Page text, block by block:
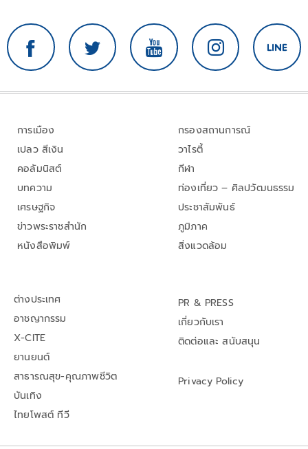
การเมือง
เปลว สีเงิน
คอลัมนิสต์
บทความ
เศรษฐกิจ
ข่าวพระราชสำนัก
หนังสือพิมพ์
กรองสถานการณ์
วาไรตี้
กีฬา
ท่องเที่ยว – ศิลปวัฒนธรรม
ประชาสัมพันธ์
ภูมิภาค
สิ่งแวดล้อม
ต่างประเทศ
อาชญากรรม
X-CITE
ยานยนต์
สาธารณสุข-คุณภาพชีวิต
บันเทิง
ไทยโพสต์ ทีวี
PR & PRESS
เกี่ยวกับเรา
ติดต่อและ สนับสนุน
Privacy Policy